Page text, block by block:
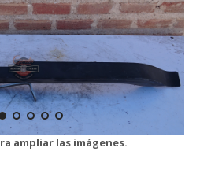
ampliar las imágenes.